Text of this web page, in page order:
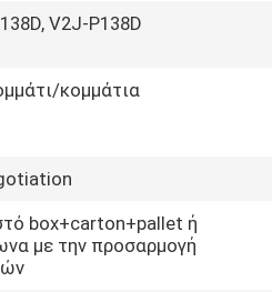
V2J-P138D
κομμάτια
box+carton+pallet ή
με την προσαρμογή